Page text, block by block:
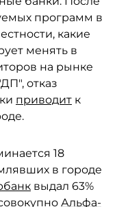
программ в
какие
менять в
на рынке
отказ
приводит к
18
в городе
выдал 63%
Альфа-